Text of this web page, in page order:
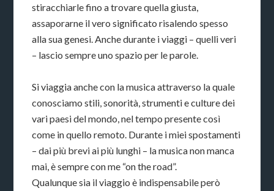
stiracchiarle fino a trovare quella giusta,
assaporarne il vero significato risalendo spesso
alla sua genesi. Anche durante i viaggi – quelli veri
– lascio sempre uno spazio per le parole.
Si viaggia anche con la musica attraverso la quale
conosciamo stili, sonorità, strumenti e culture dei
vari paesi del mondo, nel tempo presente così
come in quello remoto. Durante i miei spostamenti
– dai più brevi ai più lunghi – la musica non manca
mai, è sempre con me “on the road”.
Qualunque sia il viaggio è indispensabile però